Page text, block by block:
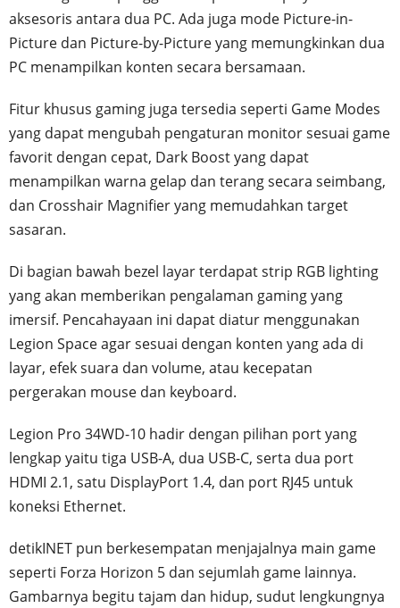
aksesoris antara dua PC. Ada juga mode Picture-in-
Picture dan Picture-by-Picture yang memungkinkan dua
PC menampilkan konten secara bersamaan.
Fitur khusus gaming juga tersedia seperti Game Modes
yang dapat mengubah pengaturan monitor sesuai game
favorit dengan cepat, Dark Boost yang dapat
menampilkan warna gelap dan terang secara seimbang,
dan Crosshair Magnifier yang memudahkan target
sasaran.
Di bagian bawah bezel layar terdapat strip RGB lighting
yang akan memberikan pengalaman gaming yang
imersif. Pencahayaan ini dapat diatur menggunakan
Legion Space agar sesuai dengan konten yang ada di
layar, efek suara dan volume, atau kecepatan
pergerakan mouse dan keyboard.
Legion Pro 34WD-10 hadir dengan pilihan port yang
lengkap yaitu tiga USB-A, dua USB-C, serta dua port
HDMI 2.1, satu DisplayPort 1.4, dan port RJ45 untuk
koneksi Ethernet.
detikINET pun berkesempatan menjajalnya main game
seperti Forza Horizon 5 dan sejumlah game lainnya.
Gambarnya begitu tajam dan hidup, sudut lengkungnya